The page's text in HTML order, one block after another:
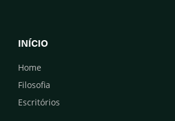
INÍCIO
Home
Filosofia
Escritórios